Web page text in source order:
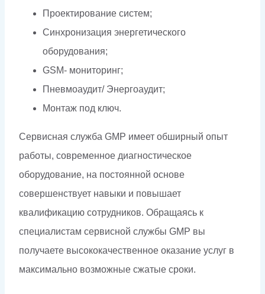
Проектирование систем;
Синхронизация энергетического
оборудования;
GSM- мониторинг;
Пневмоаудит/ Энергоаудит;
Монтаж под ключ.
Сервисная служба GMP имеет обширный опыт
работы, современное диагностическое
оборудование, на постоянной основе
совершенствует навыки и повышает
квалификацию сотрудников. Обращаясь к
специалистам сервисной службы GMP вы
получаете высококачественное оказание услуг в
максимально возможные сжатые сроки.